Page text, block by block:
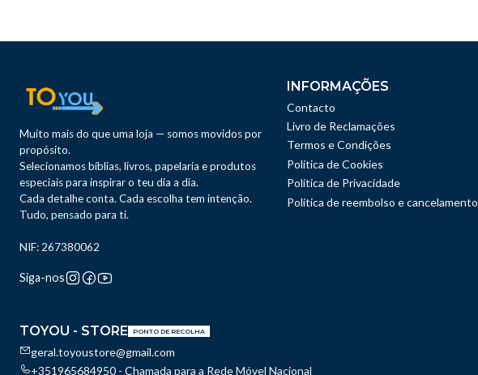
Muito mais do que uma loja — somos movidos por
propósito.
Selecionamos bíblias, livros, papelaria e produtos
especiais para inspirar o teu dia a dia.
Cada detalhe conta. Cada escolha tem intenção.
Tudo, pensado para ti.
NIF: 267380062
Siga-nos
INFORMAÇÕES
Contacto
Livro de Reclamações
Termos e Condições
Política de Cookies
Política de Privacidade
Politica de reembolso e cancelamento
TOYOU - STORE PONTO DE RECOLHA
geral.toyoustore@gmail.com
+351965684950 - Chamada para a Rede Móvel Nacional